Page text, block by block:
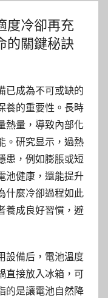
度冷卻再充
的關鍵秘訣
已成為不可或缺的
養的重要性。長時
熱量，導致內部化
。研究显示，過熱
患，例如膨脹或短
池健康，還能提升
什麼冷卻過程如此
養成良好習慣，避
設備后，電池溫度
直接放入冰箱，可
的是讓電池自然降